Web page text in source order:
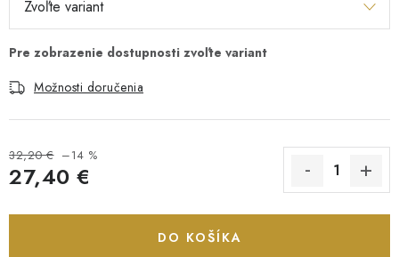
Možnosti doručenia
32,20 € –14 %
27,40 €
DO KOŠÍKA